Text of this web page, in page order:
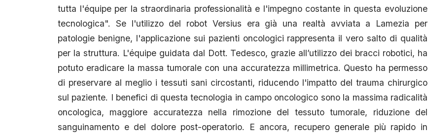
tutta l'équipe per la straordinaria professionalità e l'impegno costante in questa evoluzione
tecnologica". ​Se l'utilizzo del robot Versius era già una realtà avviata a Lamezia per
patologie benigne, l'applicazione sui pazienti oncologici rappresenta il vero salto di qualità
per la struttura. L'équipe guidata dal Dott. Tedesco, grazie all’utilizzo dei bracci robotici, ha
potuto eradicare la massa tumorale con una accuratezza millimetrica. Questo ha permesso
di preservare al meglio i tessuti sani circostanti, riducendo l'impatto del trauma chirurgico
sul paziente. ​I benefici di questa tecnologia in campo oncologico sono la massima radicalità
oncologica, maggiore accuratezza nella rimozione del tessuto tumorale, riduzione del
sanguinamento e del dolore post-operatorio. E ancora, recupero generale più rapido in